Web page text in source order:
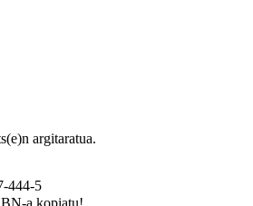
argitaratua.
444-5